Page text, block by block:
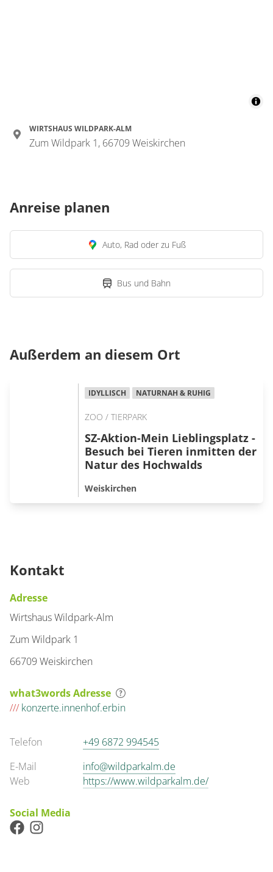
WIRTSHAUS WILDPARK-ALM
Zum Wildpark 1, 66709 Weiskirchen
Anreise planen
Auto, Rad oder zu Fuß
Bus und Bahn
Außerdem an diesem Ort
IDYLLISCH NATURNAH & RUHIG
ZOO / TIERPARK
SZ-Aktion-Mein Lieblingsplatz -
Besuch bei Tieren inmitten der
Natur des Hochwalds
Weiskirchen
Kontakt
Adresse
Wirtshaus Wildpark-Alm
Zum Wildpark 1
66709 Weiskirchen
what3words Adresse
/// konzerte.innenhof.erbin
Telefon
+49 6872 994545
E-Mail
info@wildparkalm.de
Web
https://www.wildparkalm.de/
Social Media